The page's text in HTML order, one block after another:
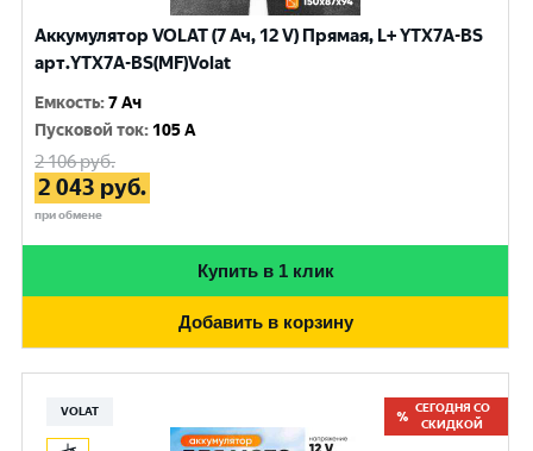
Аккумулятор VOLAT (7 Ач, 12 V) Прямая, L+ YTX7A-BS
арт.YTX7A-BS(MF)Volat
Емкость:7 Ач
Пусковой ток: 105 A
2 106руб.
2 043 руб.
при обмене
Купить в 1 клик
Добавить в корзину
VOLAT
СЕГОДНЯ СО
СКИДКОЙ